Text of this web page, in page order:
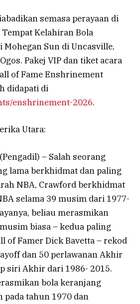
semasa perayaan di
Kelahiran Bola
Mohegan Sun di Uncasville,
Pakej VIP dan tiket acara
of Fame Enshrinement
didapati di
enshrinement-2026.
Utara:
– Salah seorang
lama berkhidmat dan paling
NBA, Crawford berkhidmat
selama 39 musim dari 1977-
beliau merasmikan
biasa – kedua paling
of Famer Dick Bavetta – rekod
dan 50 perlawanan Akhir
siri Akhir dari 1986- 2015.
bola keranjang
pada tahun 1970 dan